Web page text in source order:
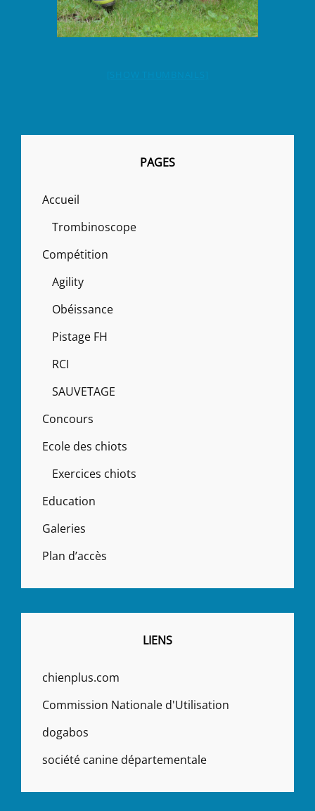
PAGES
Accueil
Trombinoscope
Compétition
Agility
Obéissance
Pistage FH
RCI
SAUVETAGE
Concours
Ecole des chiots
Exercices chiots
Education
Galeries
Plan d’accès
LIENS
chienplus.com
Commission Nationale d'Utilisation
dogabos
société canine départementale